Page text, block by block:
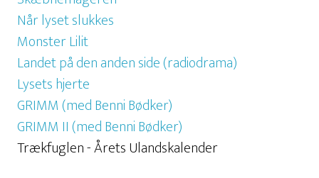
Når lyset slukkes
Monster Lilit
Landet på den anden side (radiodrama)
Lysets hjerte
GRIMM (med Benni Bødker)
GRIMM II (med Benni Bødker)
Trækfuglen - Årets Ulandskalender